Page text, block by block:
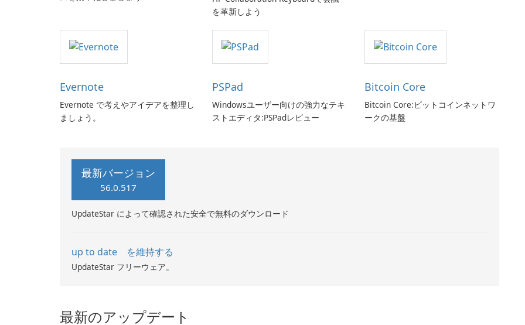
を革新しよう
Evernote
Evernote で考えやアイデアを整理し
ましょう。
PSPad
Windowsユーザー向けの強力なテキ
ストエディタ:PSPadレビュー
Bitcoin Core
Bitcoin Core:ビットコインネットワ
ークの基盤
最新バージョン
56.0.517
UpdateStar によって確認された安全で無料のダウンロード
up to date を維持する
UpdateStar フリーウェア。
最新のアップデート